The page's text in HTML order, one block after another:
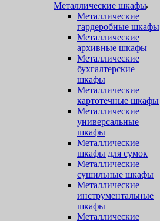
Металлические шкафы
Металлические
гардеробные шкафы
Металлические
архивные шкафы
Металлические
бухгалтерские
шкафы
Металлические
картотечные шкафы
Металлические
универсальные
шкафы
Металлические
шкафы для сумок
Металлические
сушильные шкафы
Металлические
инструментальные
шкафы
Металлические